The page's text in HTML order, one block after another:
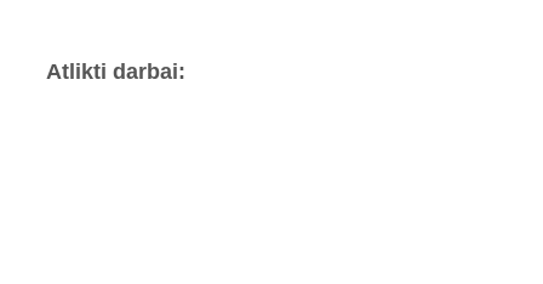
Atlikti darbai: